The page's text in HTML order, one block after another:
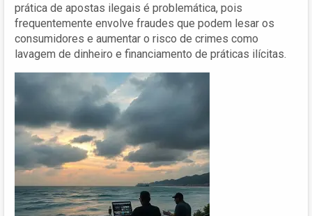
prática de apostas ilegais é problemática, pois
frequentemente envolve fraudes que podem lesar os
consumidores e aumentar o risco de crimes como
lavagem de dinheiro e financiamento de práticas ilícitas.